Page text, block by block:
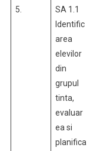
5.
SA 1.1
Identific
area
elevilor
din
grupul
tinta,
evaluar
ea si
planifica